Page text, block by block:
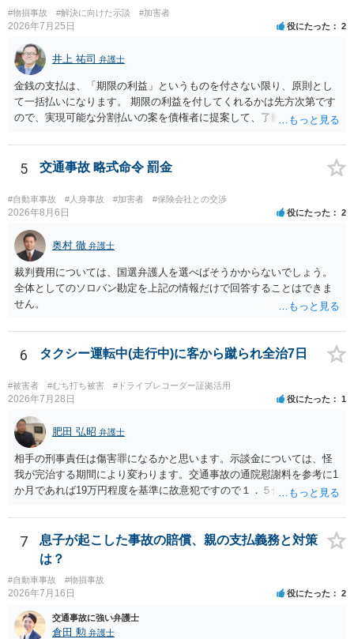
#物損事故 #解決に向けた示談 #加害者
2026年7月25日 役にたった 2
井上 祐司 弁護士
金銭の支払は、「期限の利益」というものを付さない限り、原則とし
て一括払いになります。 期限の利益を付してくれるかは先方次第です
ので、実現可能な分割払いの案を債権者に提案して、了解してもらえ
5 交通事故 略式命令 罰金
#自動車事故 #人身事故 #加害者 #保険会社との交渉
2026年8月6日 役にたった 2
奥村 徹 弁護士
裁判費用については、国選弁護人を選べばそうかからないでしょう。
全体としてのソロバン勘定を上記の情報だけで回答することはできま
せん。
6 タクシー運転中(走行中)に客から蹴られ全治7日
#被害者 #むち打ち被害 #ドライブレコーダー証拠活用
2026年7月28日 役にたった 1
肥田 弘昭 弁護士
相手の刑事責任は傷害罪になるかと思います。示談金については、怪
我が完治する期間により変わります。交通事故の通院慰謝料を参考に1
か月であれば19万円程度を基準に故意犯ですので１．５倍か2倍程度す
上がるかと思います。ご参考にしてください。
7
息子が起こした事故の賠償、親の支払義務と対策
は？
#自動車事故 #物損事故
2026年7月16日 役にたった 2
交通事故に強い弁護士
倉田 勲 弁護士